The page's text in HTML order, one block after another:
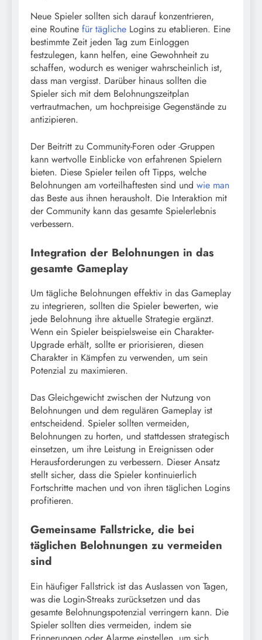
Neue Spieler sollten sich darauf konzentrieren,
eine Routine für tägliche Logins zu etablieren. Eine
bestimmte Zeit jeden Tag zum Einloggen
festzulegen, kann helfen, eine Gewohnheit zu
schaffen, wodurch es weniger wahrscheinlich ist,
dass man vergisst. Darüber hinaus sollten die
Spieler sich mit dem Belohnungszeitplan
vertrautmachen, um hochpreisige Gegenstände zu
antizipieren.
Der Beitritt zu Community-Foren oder -Gruppen
kann wertvolle Einblicke von erfahrenen Spielern
bieten. Diese Spieler teilen oft Tipps, welche
Belohnungen am vorteilhaftesten sind und wie man
das Beste aus ihnen herausholt. Die Interaktion mit
der Community kann das gesamte Spielerlebnis
verbessern.
Integration der Belohnungen in das
gesamte Gameplay
Um tägliche Belohnungen effektiv in das Gameplay
zu integrieren, sollten die Spieler bewerten, wie
jede Belohnung ihre aktuelle Strategie ergänzt.
Wenn ein Spieler beispielsweise ein Charakter-
Upgrade erhält, sollte er priorisieren, diesen
Charakter in Kämpfen zu verwenden, um sein
Potenzial zu maximieren.
Das Gleichgewicht zwischen der Nutzung von
Belohnungen und dem regulären Gameplay ist
entscheidend. Spieler sollten vermeiden,
Belohnungen zu horten, und stattdessen strategisch
einsetzen, um ihre Leistung in Ereignissen oder
Herausforderungen zu verbessern. Dieser Ansatz
stellt sicher, dass die Spieler kontinuierlich
Fortschritte machen und von ihren täglichen Logins
profitieren.
Gemeinsame Fallstricke, die bei
täglichen Belohnungen zu vermeiden
sind
Ein häufiger Fallstrick ist das Auslassen von Tagen,
was die Login-Streaks zurücksetzen und das
gesamte Belohnungspotenzial verringern kann. Die
Spieler sollten dies vermeiden, indem sie